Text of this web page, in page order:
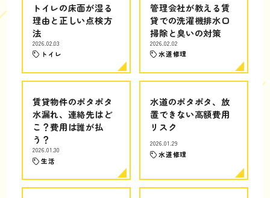
トイレの床面が湿る
理由と正しい点検方
法
2026.02.03
トイレ
管理会社が教える賃
貸での洗濯機排水口
掃除と臭いの対策
2026.02.02
水道修理
賃貸物件のポタポタ
水漏れ、連絡先はど
こ？費用は誰が払
う？
2026.01.30
生活
水道のポタポタ、放
置できない高額費用
リスク
2026.01.29
水道修理